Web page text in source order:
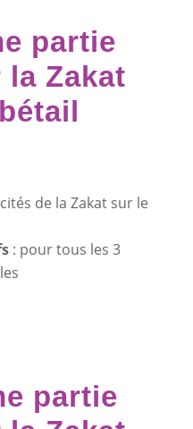
partie
la Zakat
de la Zakat sur le
: pour tous les 3
partie